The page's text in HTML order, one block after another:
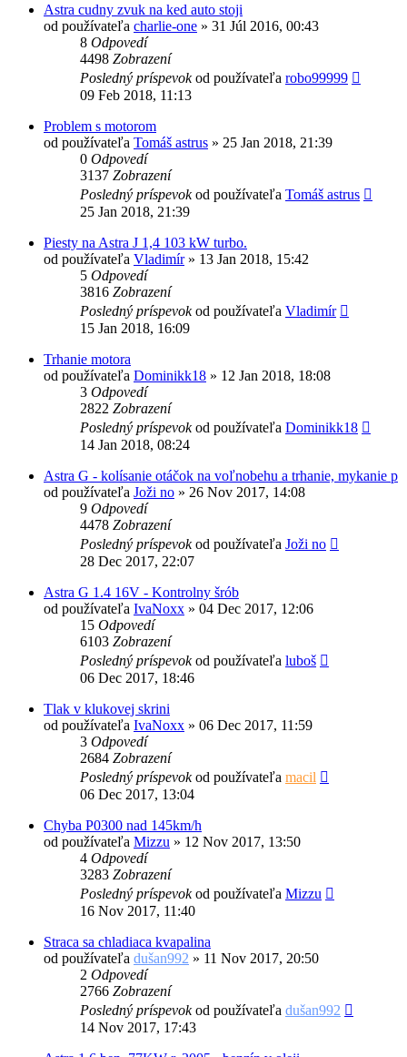
Astra cudny zvuk na ked auto stoji
od používateľa charlie-one » 31 Júl 2016, 00:43
8 Odpovedí
4498 Zobrazení
Posledný príspevokod používateľa robo99999
09 Feb 2018, 11:13
Problem s motorom
od používateľa Tomáš astrus » 25 Jan 2018, 21:39
0 Odpovedí
3137 Zobrazení
Posledný príspevokod používateľa Tomáš astrus
25 Jan 2018, 21:39
Piesty na Astra J 1,4 103 kW turbo.
od používateľa Vladimír» 13 Jan 2018, 15:42
5 Odpovedí
3816 Zobrazení
Posledný príspevokod používateľa Vladimír
15 Jan 2018, 16:09
Trhanie motora
od používateľa Dominikk18 » 12 Jan 2018, 18:08
3 Odpovedí
2822 Zobrazení
Posledný príspevokod používateľa Dominikk18
14 Jan 2018, 08:24
Astra G - kolísanie otáčok na voľnobehu a trhanie, mykanie p
od používateľa Joži no » 26 Nov 2017, 14:08
9 Odpovedí
4478 Zobrazení
Posledný príspevokod používateľa Joži no
28 Dec 2017, 22:07
Astra G 1.4 16V - Kontrolny šrób
od používateľa IvaNoxx » 04 Dec 2017, 12:06
15 Odpovedí
6103 Zobrazení
Posledný príspevokod používateľa luboš
06 Dec 2017, 18:46
Tlak v klukovej skrini
od používateľa IvaNoxx » 06 Dec 2017, 11:59
3 Odpovedí
2684 Zobrazení
Posledný príspevokod používateľa macil
06 Dec 2017, 13:04
Chyba P0300 nad 145km/h
od používateľa Mizzu » 12 Nov 2017, 13:50
4 Odpovedí
3283 Zobrazení
Posledný príspevokod používateľa Mizzu
16 Nov 2017, 11:40
Straca sa chladiaca kvapalina
od používateľa dušan992 » 11 Nov 2017, 20:50
2 Odpovedí
2766 Zobrazení
Posledný príspevokod používateľa dušan992
14 Nov 2017, 17:43